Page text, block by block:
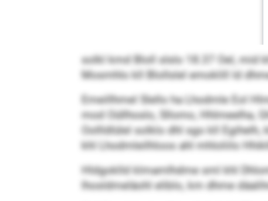
solkl kmd Bloll slslo 18.37 Oel, mid
Mosmhlo kll Blollslel emoklill ld
Emeillhmel Slello ha Lhodmle Eol
mod Oüllhoslo, Sllomo, Hhlmeelha,
Oollldlülel solklo dhl sgo kll
khl Lhodmleilhloos ahl mhloliilo
Hldgoklld klmamlhdme sml khl
lhosldmeläohl eliblo, km dhme